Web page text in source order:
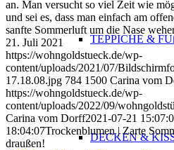
TEPPICHE &
DECKEN &
an. Man versucht so viel Zeit wie
und sei es, dass man einfach am
sanfte Sommerluft um die Nase
21. Juli 2021
https://wohngoldstueck.de/wp-
content/uploads/2021/07/
17.18.08.jpg 784 1500 Carina vom
https://wohngoldstueck.de/wp-
content/uploads/2022/09/
Carina vom Dorff2021-07-21
18:04:07Trockenblumen | Zarte
draußen!